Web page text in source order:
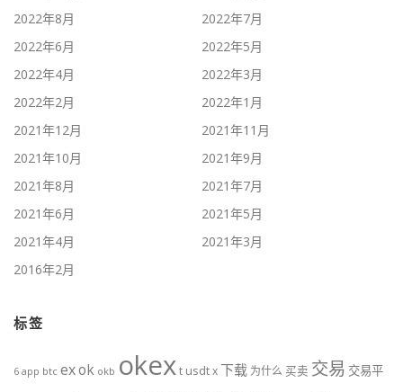
2022年8月
2022年7月
2022年6月
2022年5月
2022年4月
2022年3月
2022年2月
2022年1月
2021年12月
2021年11月
2021年10月
2021年9月
2021年8月
2021年7月
2021年6月
2021年5月
2021年4月
2021年3月
2016年2月
标签
6 app btc exok okb okext usdtx下载 为什么 买卖 交易 交易平